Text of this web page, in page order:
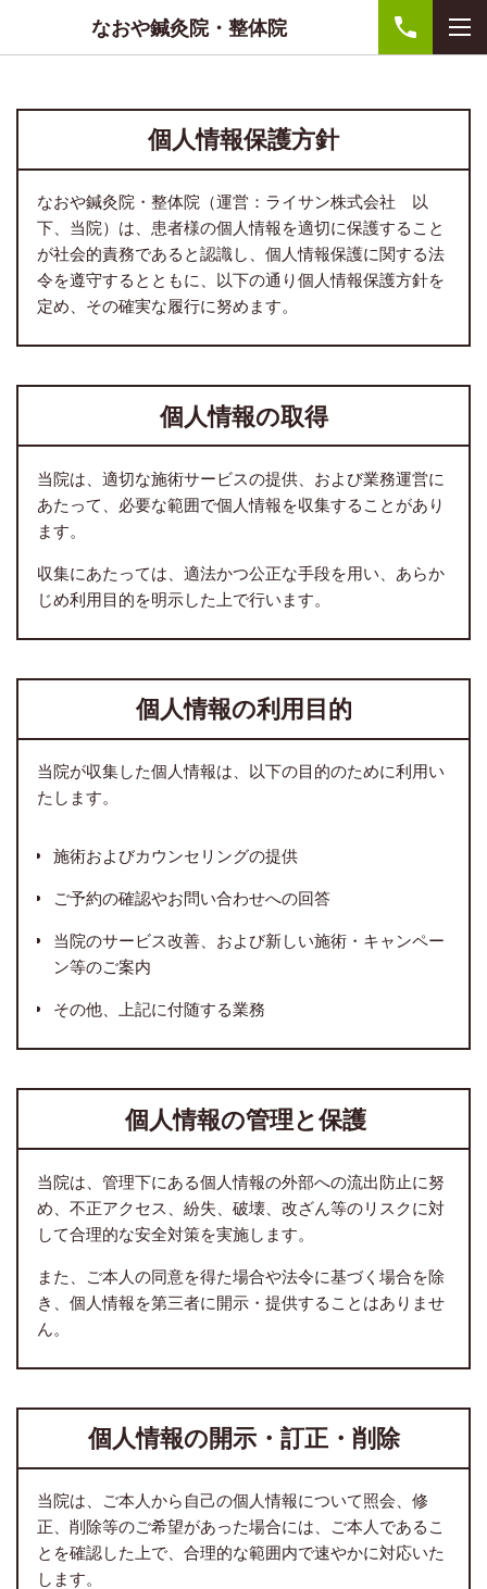
なおや鍼灸院・整体院
個人情報保護方針
なおや鍼灸院・整体院（運営：ライサン株式会社 以
下、当院）は、患者様の個人情報を適切に保護すること
が社会的責務であると認識し、個人情報保護に関する法
令を遵守するとともに、以下の通り個人情報保護方針を
定め、その確実な履行に努めます。
個人情報の取得
当院は、適切な施術サービスの提供、および業務運営に
あたって、必要な範囲で個人情報を収集することがあり
ます。
収集にあたっては、適法かつ公正な手段を用い、あらか
じめ利用目的を明示した上で行います。
個人情報の利用目的
当院が収集した個人情報は、以下の目的のために利用い
たします。
施術およびカウンセリングの提供
ご予約の確認やお問い合わせへの回答
当院のサービス改善、および新しい施術・キャンペー
ン等のご案内
その他、上記に付随する業務
個人情報の管理と保護
当院は、管理下にある個人情報の外部への流出防止に努
め、不正アクセス、紛失、破壊、改ざん等のリスクに対
して合理的な安全対策を実施します。
また、ご本人の同意を得た場合や法令に基づく場合を除
き、個人情報を第三者に開示・提供することはありませ
ん。
個人情報の開示・訂正・削除
当院は、ご本人から自己の個人情報について照会、修
正、削除等のご希望があった場合には、ご本人であるこ
とを確認した上で、合理的な範囲内で速やかに対応いた
します。